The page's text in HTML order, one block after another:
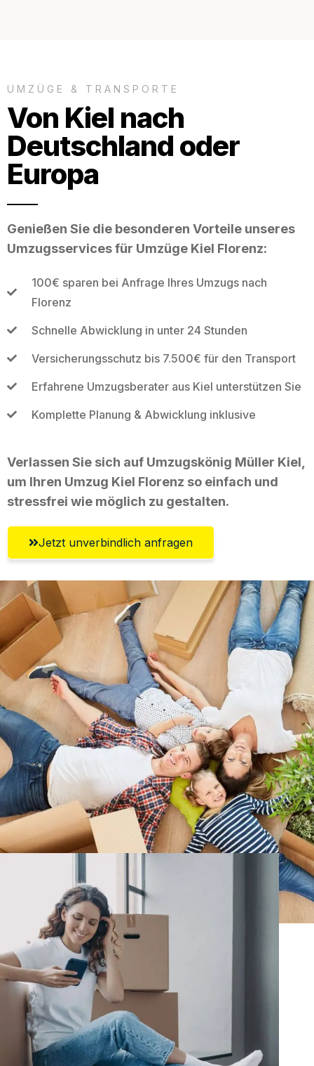
UMZÜGE & TRANSPORTE
Von Kiel nach
Deutschland oder
Europa
Genießen Sie die besonderen Vorteile unseres
Umzugsservices für Umzüge Kiel Florenz:
100€ sparen bei Anfrage Ihres Umzugs nach
Florenz
Schnelle Abwicklung in unter 24 Stunden
Versicherungsschutz bis 7.500€ für den Transport
Erfahrene Umzugsberater aus Kiel unterstützen Sie
Komplette Planung & Abwicklung inklusive
Verlassen Sie sich auf Umzugskönig Müller Kiel,
um Ihren Umzug Kiel Florenz so einfach und
stressfrei wie möglich zu gestalten.
Jetzt unverbindlich anfragen